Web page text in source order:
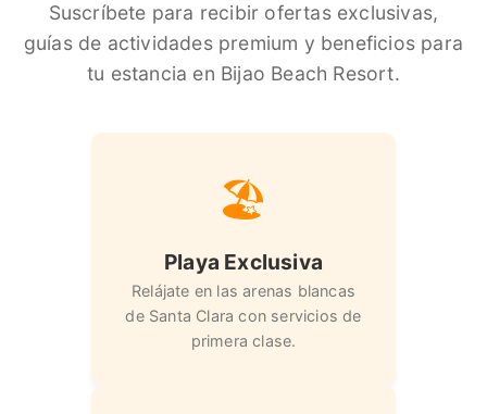
Suscríbete para recibir ofertas exclusivas,
guías de actividades premium y beneficios para
tu estancia en Bijao Beach Resort.
🏖️
Playa Exclusiva
Relájate en las arenas blancas
de Santa Clara con servicios de
primera clase.